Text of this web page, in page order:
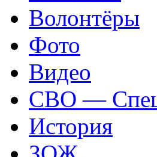
Волонтёры
Фото
Видео
СВО —
История